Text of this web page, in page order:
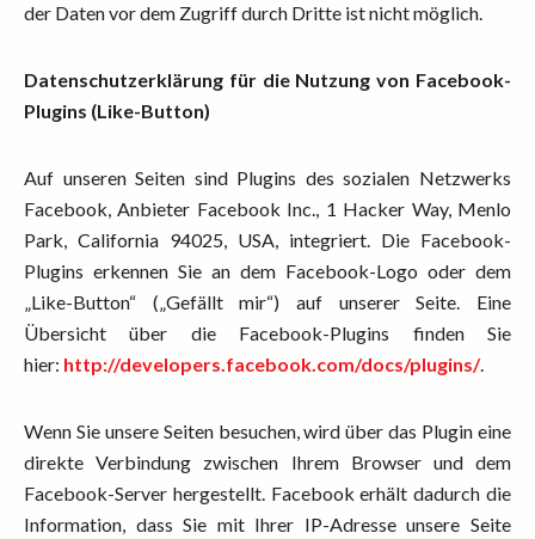
der Daten vor dem Zugriff durch Dritte ist nicht möglich.
Datenschutzerklärung für die Nutzung von Facebook-
Plugins (Like-Button)
Auf unseren Seiten sind Plugins des sozialen Netzwerks
Facebook, Anbieter Facebook Inc., 1 Hacker Way, Menlo
Park, California 94025, USA, integriert. Die Facebook-
Plugins erkennen Sie an dem Facebook-Logo oder dem
„Like-Button“ („Gefällt mir“) auf unserer Seite. Eine
Übersicht über die Facebook-Plugins finden Sie
hier: http://developers.facebook.com/docs/plugins/.
Wenn Sie unsere Seiten besuchen, wird über das Plugin eine
direkte Verbindung zwischen Ihrem Browser und dem
Facebook-Server hergestellt. Facebook erhält dadurch die
Information, dass Sie mit Ihrer IP-Adresse unsere Seite